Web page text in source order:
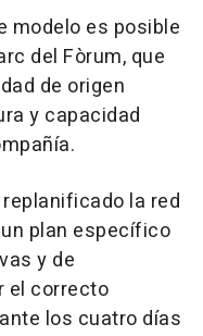
modelo es posible
del Fòrum, que
de origen
y capacidad
la red
plan específico
y de
el correcto
los cuatro días